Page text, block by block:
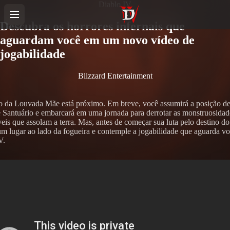
Diablo IV
Descubra os horrores infernais que
aguardam você em um novo vídeo de
jogabilidade
Blizzard Entertainment
da Louvada Mãe está próximo. Em breve, você assumirá a posição
Santuário e embarcará em uma jornada para derrotar as
que assolam a terra. Mas, antes de começar sua luta pelo destino
lugar ao lado da fogueira e contemple a jogabilidade que aguarda